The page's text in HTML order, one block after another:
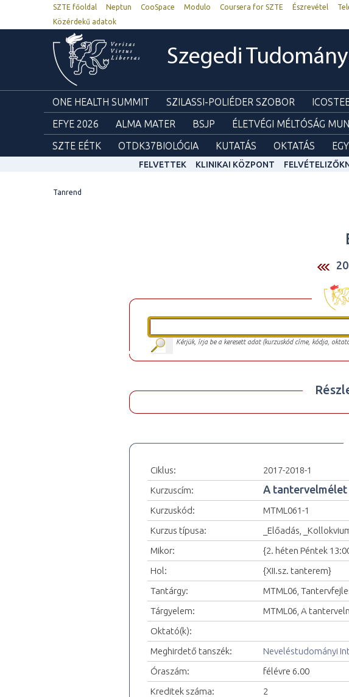
SZTE főoldal Neptun CooSpace Modulo Coursera for SZTE Észrevétel
Közérdekű adatok
Szegedi
ONE HEALTH SUMMIT SZILASSI-POLIÉDER SZOBOR
EFYE 2026
ALMA MATER BSJP ÉLETVÉGI MÉLTÓSÁG
SZTE EÉTK
OTDK37BIOLÓGIA KUTATÁS OKTATÁS
FELVETTEK KLINIKAI KÖZPONT
Tanrend
Kérjük, írja be a keresett adat (kurzuskód címe, kódja,
Ciklus:
2017-2018-1
Kurzuscím:
A
Kurzuskód:
MTML061-1
Kurzus típusa:
_Előadás,
Mikor:
{2. héten Péntek
Hol:
{XII.sz. tanterem}
Tantárgy:
MTML06,
Tárgyelem:
MTML06, A
Oktató(k):
Meghirdető tanszék:
Neveléstudományi
Óraszám:
félévre 6.00
Kreditek száma:
2